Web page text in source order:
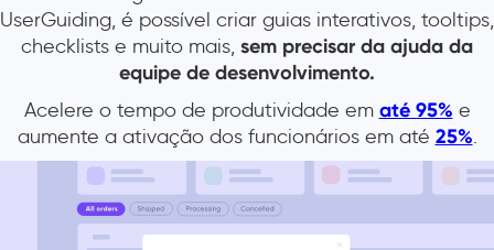
UserGuiding, é possível criar guias interativos, tooltips,
checklists e muito mais, sem precisar da ajuda da
equipe de desenvolvimento.
Acelere o tempo de produtividade em até 95% e
aumente a ativação dos funcionários em até 25%.